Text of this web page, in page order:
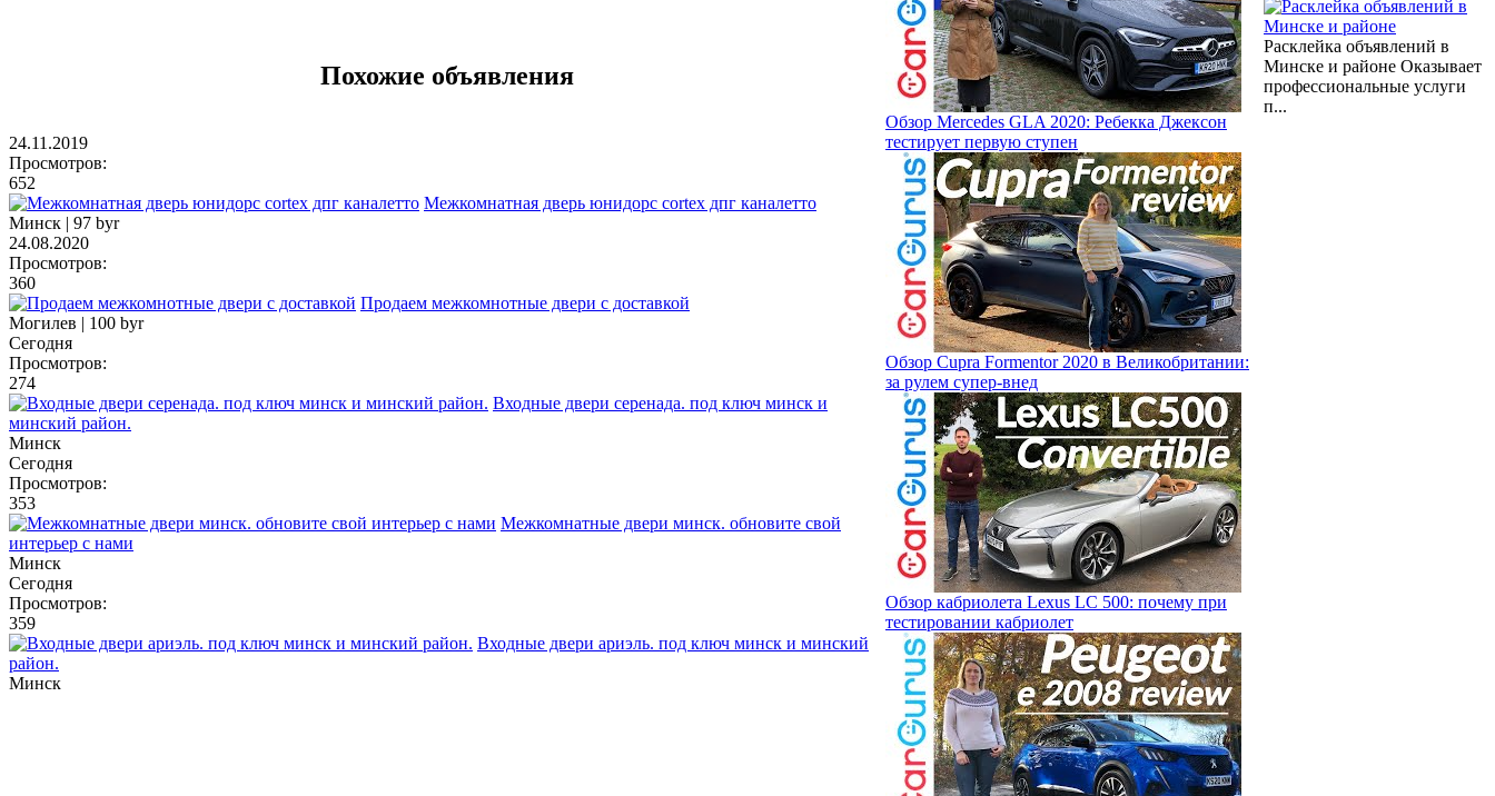
Похожие объявления
24.11.2019
Просмотров:
652
Межкомнатная дверь юнидорс cortex дпг каналетто
Минск | 97 byr
24.08.2020
Просмотров:
360
Продаем межкомнотные двери с доставкой
Могилев | 100 byr
Сегодня
Просмотров:
274
Входные двери серенада. под ключ минск и
минский район.
Минск
Сегодня
Просмотров:
353
Межкомнатные двери минск. обновите свой
интерьер с нами
Минск
Сегодня
Просмотров:
359
Входные двери ариэль. под ключ минск и минский
район.
Минск
Обзор Mercedes GLA 2020: Ребекка Джексон
тестирует первую ступен
Обзор Cupra Formentor 2020 в Великобритании:
за рулем супер-внед
Обзор кабриолета Lexus LC 500: почему при
тестировании кабриолет
Расклейка объявлений в
Минске и районе Оказывает
профессиональные услуги
п...